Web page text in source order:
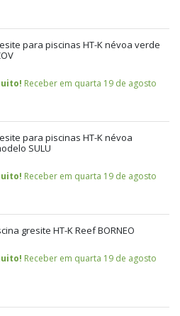
para piscinas HT-K névoa verde
Receber em quarta 19 de agosto
para piscinas HT-K névoa
SULU
Receber em quarta 19 de agosto
gresite HT-K Reef BORNEO
Receber em quarta 19 de agosto